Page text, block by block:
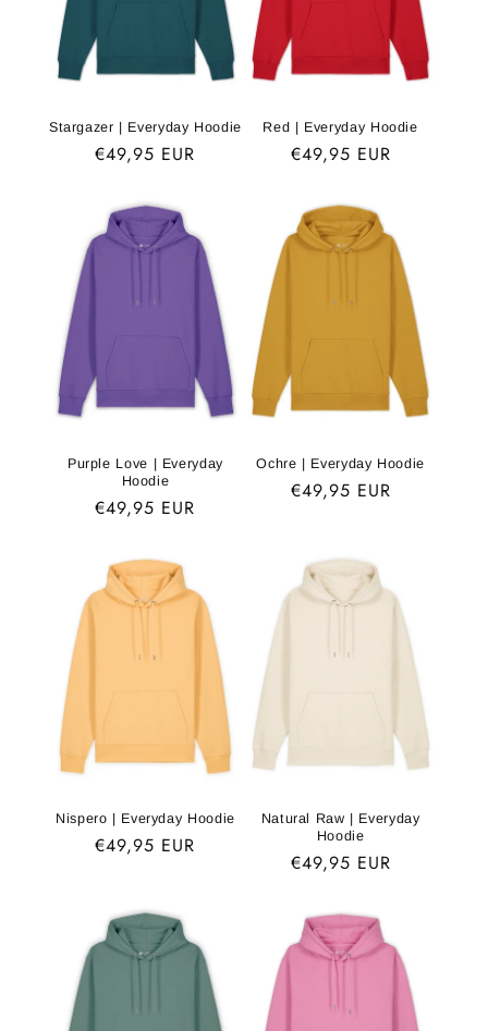
Stargazer | Everyday Hoodie
Normaler
€49,95 EUR
Red | Everyday Hoodie
Normaler
€49,95 EUR
Purple Love | Everyday
Hoodie
Normaler
€49,95 EUR
Ochre | Everyday Hoodie
Normaler
€49,95 EUR
Nispero | Everyday Hoodie
Normaler
€49,95 EUR
Natural Raw | Everyday
Hoodie
Normaler
€49,95 EUR